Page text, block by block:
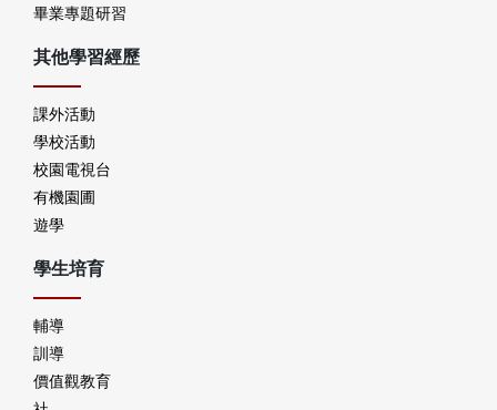
畢業專題研習
其他學習經歷
課外活動
學校活動
校園電視台
有機園圃
遊學
學生培育
輔導
訓導
價值觀教育